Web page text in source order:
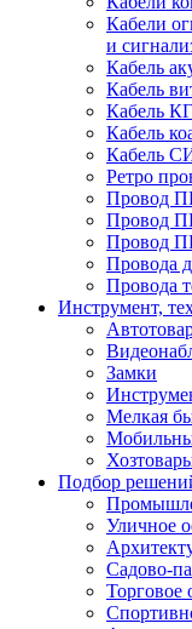
Кабели
и
Кабель
Кабель
Кабель КГ
Кабель
Кабель
Ретро
Провод
Провод
Провод
Провода
Провода
Инструмент,
Замки
Мелкая
Подбор
Уличное
Садово-
Торговое